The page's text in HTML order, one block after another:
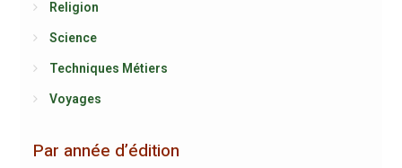
Religion
Science
Techniques Métiers
Voyages
Par année d’édition